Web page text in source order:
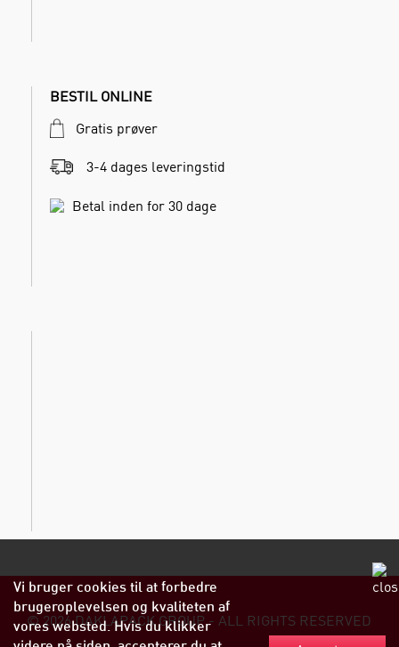
BESTIL ONLINE
Gratis prøver
3-4 dages leveringstid
Betal inden for 30 dage
© 2026 DAKLAPACK GROUP - ALL RIGHTS RESERVED
Vi bruger cookies til at forbedre
brugeroplevelsen og kvaliteten af
vores websted. Hvis du klikker